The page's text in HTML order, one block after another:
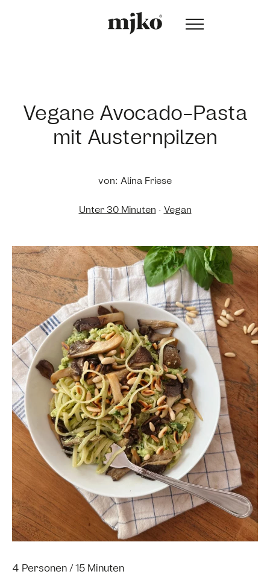
Vegane Avocado-Pasta
mit Austernpilzen
von: Alina Friese
Unter 30 Minuten · Vegan
4 Personen / 15 Minuten